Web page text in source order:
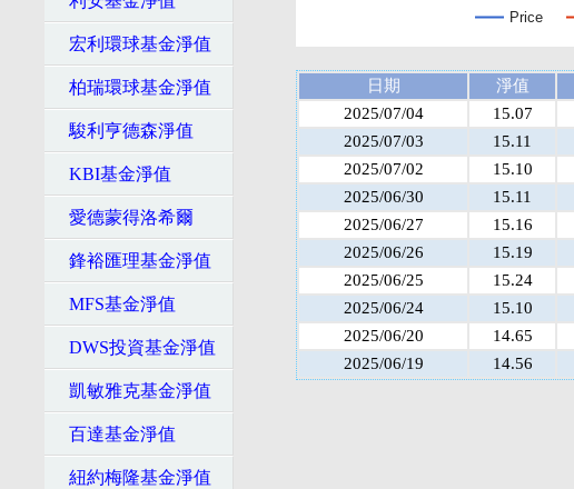
宏利環球基金淨值
柏瑞環球基金淨值
駿利亨德森淨值
KBI基金淨值
愛德蒙得洛希爾
鋒裕匯理基金淨值
MFS基金淨值
DWS投資基金淨值
凱敏雅克基金淨值
百達基金淨值
紐約梅隆基金淨值
Price
日期 淨值
2025/07/04
15.07
2025/07/03
15.11
2025/07/02
15.10
2025/06/30
15.11
2025/06/27
15.16
2025/06/26
15.19
2025/06/25
15.24
2025/06/24
15.10
2025/06/20
14.65
2025/06/19
14.56